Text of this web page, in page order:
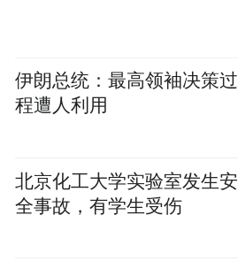
伊朗总统：最高领袖决策过
程遭人利用
北京化工大学实验室发生安
全事故，有学生受伤